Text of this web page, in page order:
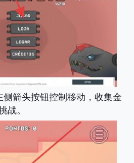
箭头按钮控制移动，收集金
战。